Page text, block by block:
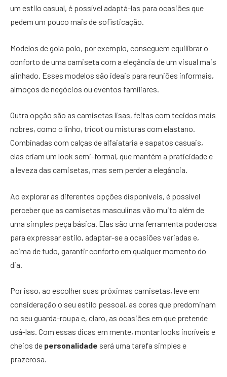
um estilo casual, é possível adaptá-las para ocasiões que
pedem um pouco mais de sofisticação.
Modelos de gola polo, por exemplo, conseguem equilibrar o
conforto de uma camiseta com a elegância de um visual mais
alinhado. Esses modelos são ideais para reuniões informais,
almoços de negócios ou eventos familiares.
Outra opção são as camisetas lisas, feitas com tecidos mais
nobres, como o linho, tricot ou misturas com elastano.
Combinadas com calças de alfaiataria e sapatos casuais,
elas criam um look semi-formal, que mantém a praticidade e
a leveza das camisetas, mas sem perder a elegância.
Ao explorar as diferentes opções disponíveis, é possível
perceber que as camisetas masculinas vão muito além de
uma simples peça básica. Elas são uma ferramenta poderosa
para expressar estilo, adaptar-se a ocasiões variadas e,
acima de tudo, garantir conforto em qualquer momento do
dia.
Por isso, ao escolher suas próximas camisetas, leve em
consideração o seu estilo pessoal, as cores que predominam
no seu guarda-roupa e, claro, as ocasiões em que pretende
usá-las. Com essas dicas em mente, montar looks incríveis e
cheios de personalidade será uma tarefa simples e
prazerosa.